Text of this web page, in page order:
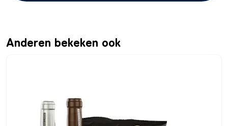
Anderen bekeken ook